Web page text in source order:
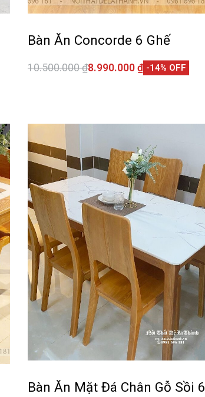
Bàn Ăn Concorde 6 Ghế
10.500.000₫8.990.000 ₫ -14% OFF
Bàn Ăn Mặt Đá Chân Gỗ Sồi 6